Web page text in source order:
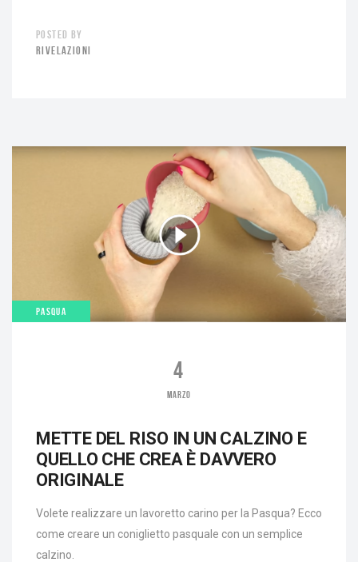
POSTED BY
RIVELAZIONI
PASQUA
4
MARZO
METTE DEL RISO IN UN CALZINO E
QUELLO CHE CREA È DAVVERO
ORIGINALE
Volete realizzare un lavoretto carino per la Pasqua? Ecco
come creare un coniglietto pasquale con un semplice
calzino.